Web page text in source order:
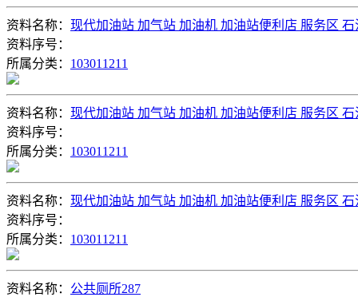
资料名称： 现代加油站 加气站 加油机 加油站便利店 服务区 石
资料序号：
所属分类： 103011211
资料名称： 现代加油站 加气站 加油机 加油站便利店 服务区 石
资料序号：
所属分类： 103011211
资料名称： 现代加油站 加气站 加油机 加油站便利店 服务区 石
资料序号：
所属分类： 103011211
资料名称： 公共厕所287